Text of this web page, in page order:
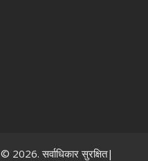
© 2026. सर्वाधिकार सुरक्षित|